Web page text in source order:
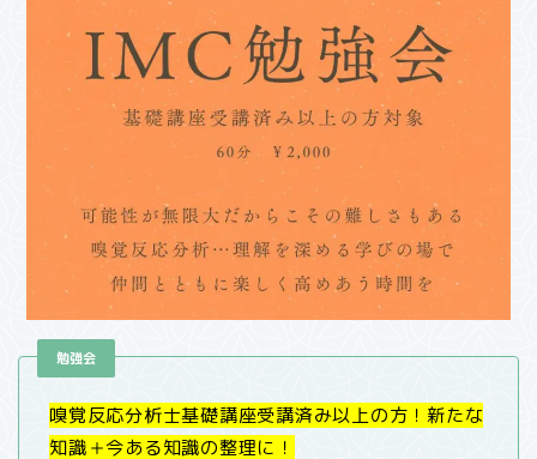
勉強会
嗅覚反応分析士基礎講座受講済み以上の方！新たな
知識＋今ある知識の整理に！